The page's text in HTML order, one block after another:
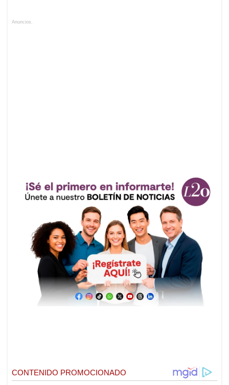
Anuncios.